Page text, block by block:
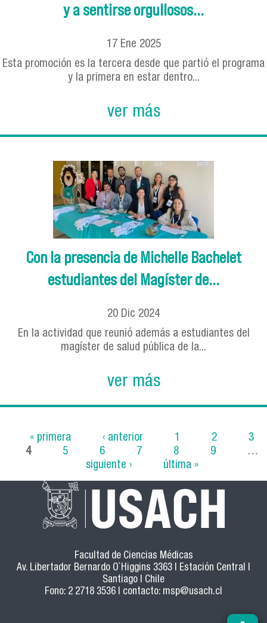
y a sentirse orgullosos...
17 Ene 2025
Esta promoción es la tercera desde que partió el programa
y la primera en estar dentro...
ver más
Con la presencia de Michelle Bachelet
estudiantes del Magíster de...
20 Dic 2024
En la actividad que reunió además a estudiantes del
magíster de salud pública de la...
ver más
Páginas
« primera ‹ anterior 1 2
3
4
5 6 7 8 9
…
siguiente ›
última »
Facultad de Ciencias Médicas
Av. Libertador Bernardo O`Higgins 3363 | Estación Central |
Santiago | Chile
Fono: 2 2718 3536 | contacto: msp@usach.cl